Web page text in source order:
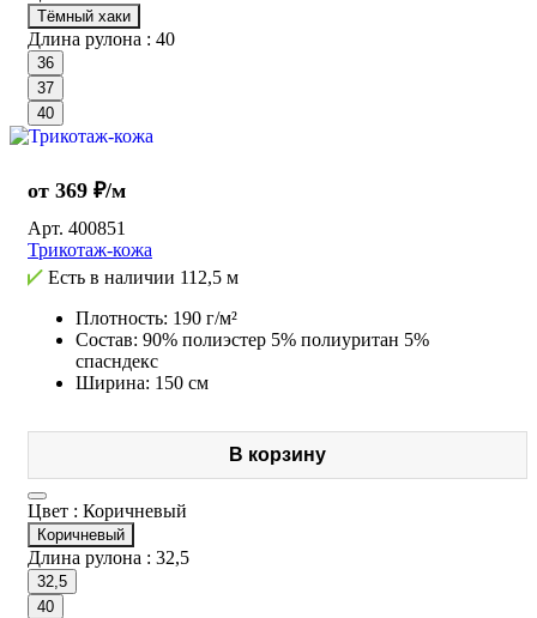
Тёмный хаки
Длина рулона : 40
36
37
40
от 369 ₽/м
Арт. 400851
Трикотаж-кожа
Есть в наличии 112,5 м
Плотность: 190 г/м²
Состав: 90% полиэстер 5% полиуритан 5%
спасндекс
Ширина: 150 см
В корзину
Цвет : Коричневый
Коричневый
Длина рулона : 32,5
32,5
40